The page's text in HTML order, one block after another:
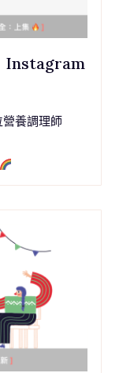
Instagram
營養調理師